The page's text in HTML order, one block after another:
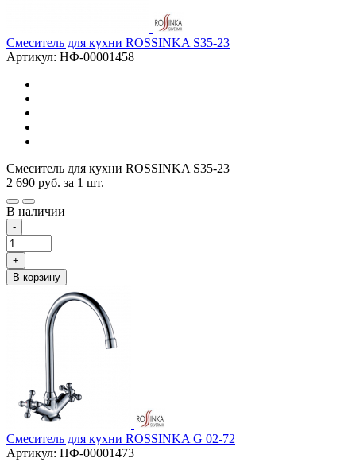
Смеситель для кухни ROSSINKA S35-23
Артикул: НФ-00001458
Смеситель для кухни ROSSINKA S35-23
2 690 руб. за 1 шт.
В наличии
-
+
В корзину
Смеситель для кухни ROSSINKA G 02-72
Артикул: НФ-00001473